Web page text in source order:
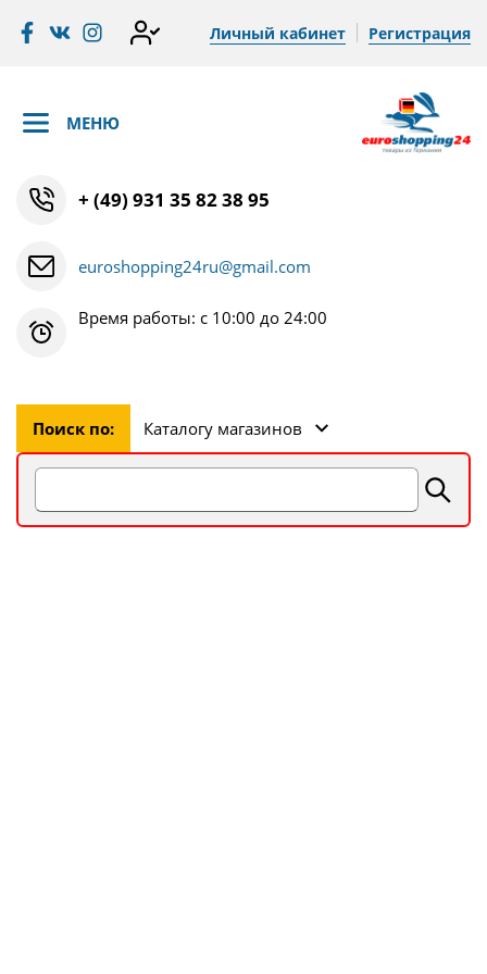
Личный кабинет Регистрация
МЕНЮ
+ (49) 931 35 82 38 95
euroshopping24ru@gmail.com
Время работы: с 10:00 до 24:00
Поиск по: Каталогу магазинов